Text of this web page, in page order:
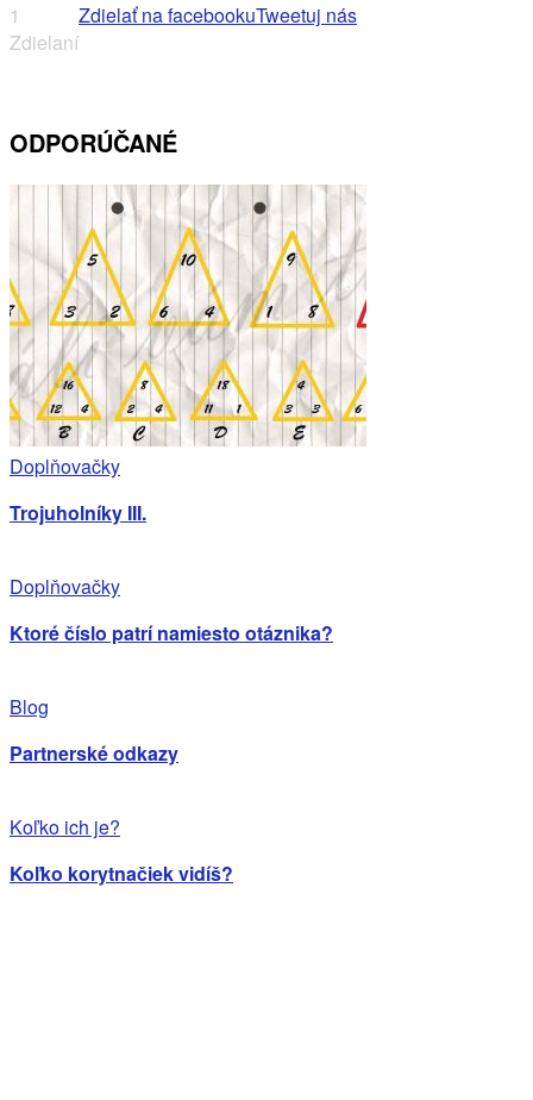
1
Zdielaní
Zdielať na facebookuTweetuj nás
ODPORÚČANÉ
Doplňovačky
Trojuholníky III.
Doplňovačky
Ktoré číslo patrí namiesto otáznika?
Blog
Partnerské odkazy
Koľko ich je?
Koľko korytnačiek vidíš?